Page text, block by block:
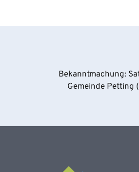
Bekanntmachung:
Gemeinde Petting